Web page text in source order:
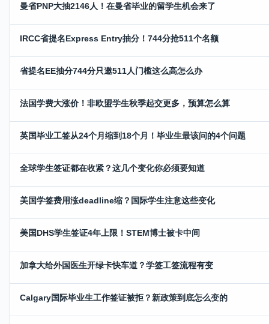
曼省PNP大抽2146人！在曼省毕业的留学生机会来了
IRCC省提名Express Entry抽分！744分抢511个名额
省提名EE抽分744分只邀511人门槛这么高怎么办
法国学费大涨价！非欧盟学生秋季起交更多，预算怎么算
英国毕业工签从24个月缩到18个月！毕业生最该问的4个问题
全球学生签证都在收紧？这几个变化你必须要知道
美国学签费用涨deadline缩？国际学生注意这些变化
美国DHS学生签证4年上限！STEM博士被卡中间
加拿大给外国医生开绿卡快车道？学签工签流程有变
Calgary国际毕业生工作签证被拒？新政策到底怎么变的